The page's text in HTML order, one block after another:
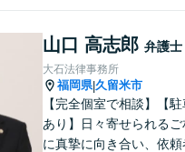
山口 高志郎 弁護士
大石法律事務所
福岡県|久留米市
【完全個室で相談】【
あり】日々寄せられるご
に真摯に向き合い、依頼